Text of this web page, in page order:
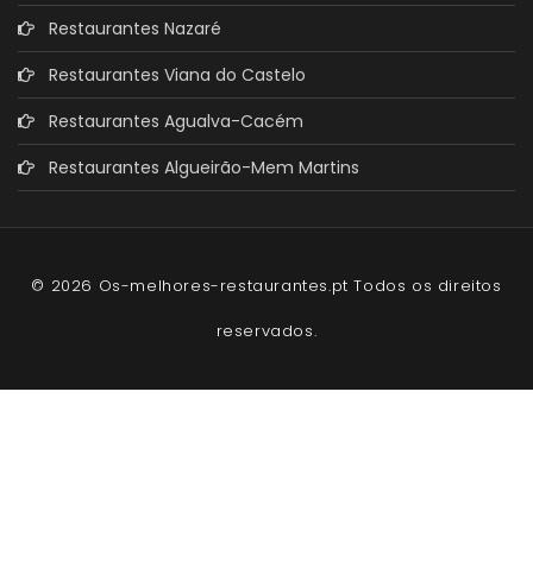
Restaurantes Nazaré
Restaurantes Viana do Castelo
Restaurantes Agualva-Cacém
Restaurantes Algueirão-Mem Martins
© 2026 Os-melhores-restaurantes.pt Todos os direitos
reservados.